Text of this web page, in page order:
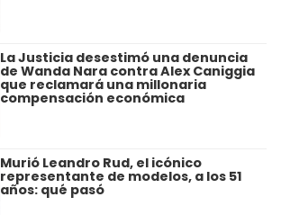
La Justicia desestimó una denuncia
de Wanda Nara contra Alex Caniggia
que reclamará una millonaria
compensación económica
Murió Leandro Rud, el icónico
representante de modelos, a los 51
años: qué pasó